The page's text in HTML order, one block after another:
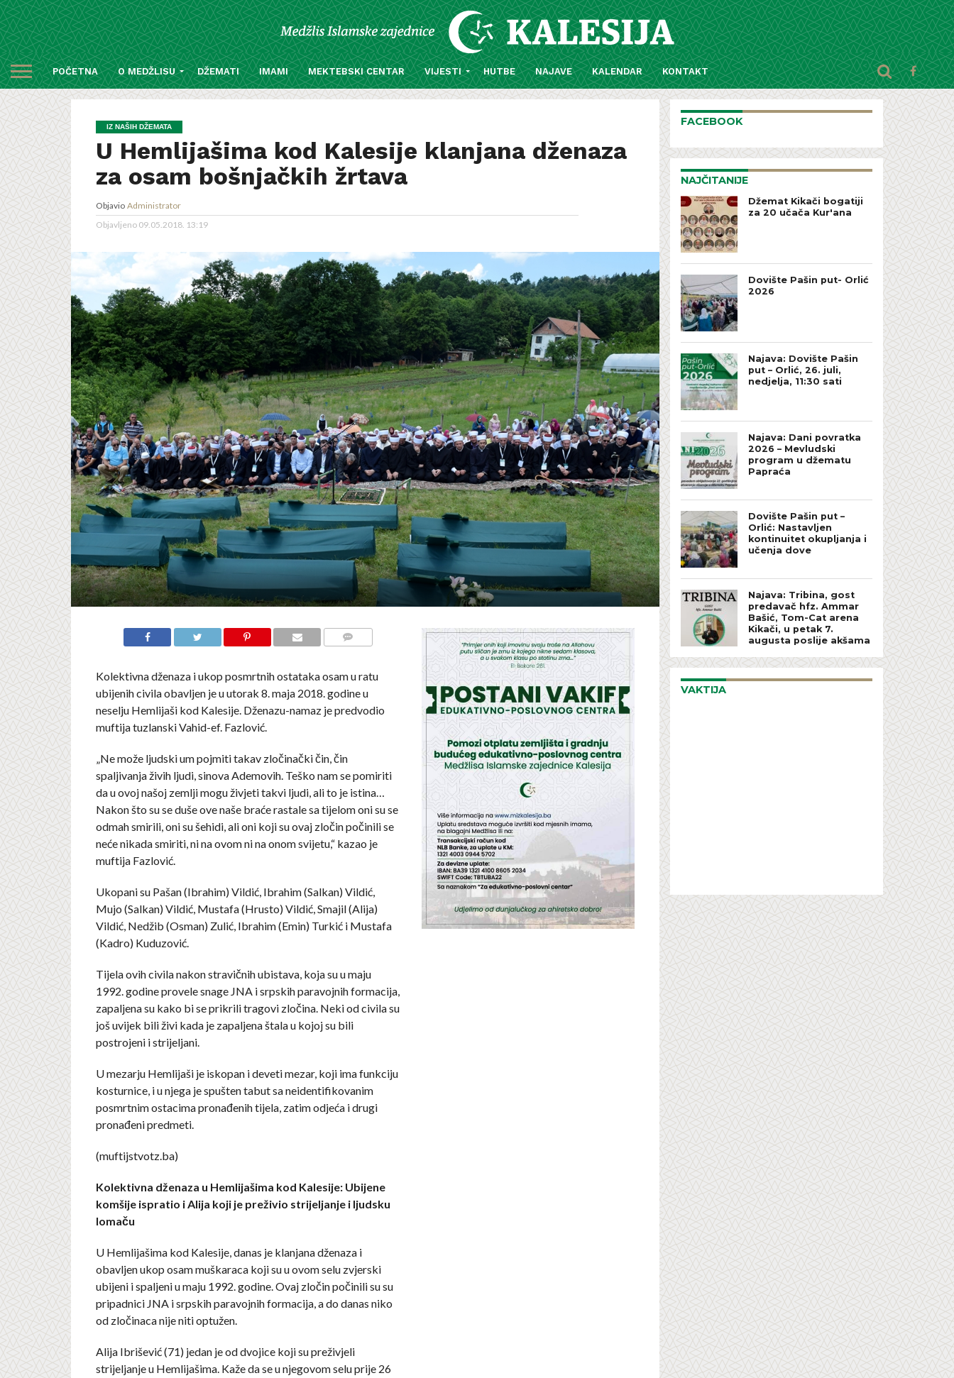
POČETNA O MEDŽLISU DŽEMATI IMAMI MEKTEBSKI CENTAR VIJESTI HUTBE NAJAVE KALENDAR KONTAKT
IZ NAŠIH DŽEMATA
U Hemlijašima kod Kalesije klanjana dženaza
za osam bošnjačkih žrtava
Objavio Administrator
Objavljeno 09.05.2018. 13:19
Kolektivna dženaza i ukop posmrtnih ostataka osam u ratu
ubijenih civila obavljen je u utorak 8. maja 2018. godine u
neselju Hemlijaši kod Kalesije. Dženazu-namaz je predvodio
muftija tuzlanski Vahid-ef. Fazlović.
„Ne može ljudski um pojmiti takav zločinački čin, čin
spaljivanja živih ljudi, sinova Ademovih. Teško nam se pomiriti
da u ovoj našoj zemlji mogu živjeti takvi ljudi, ali to je istina…
Nakon što su se duše ove naše braće rastale sa tijelom oni su se
odmah smirili, oni su šehidi, ali oni koji su ovaj zločin počinili se
neće nikada smiriti, ni na ovom ni na onom svijetu,“ kazao je
muftija Fazlović.
Ukopani su Pašan (Ibrahim) Vildić, Ibrahim (Salkan) Vildić,
Mujo (Salkan) Vildić, Mustafa (Hrusto) Vildić, Smajil (Alija)
Vildić, Nedžib (Osman) Zulić, Ibrahim (Emin) Turkić i Mustafa
(Kadro) Kuduzović.
Tijela ovih civila nakon stravičnih ubistava, koja su u maju
1992. godine provele snage JNA i srpskih paravojnih formacija,
zapaljena su kako bi se prikrili tragovi zločina. Neki od civila su
još uvijek bili živi kada je zapaljena štala u kojoj su bili
postrojeni i strijeljani.
U mezarju Hemlijaši je iskopan i deveti mezar, koji ima funkciju
kosturnice, i u njega je spušten tabut sa neidentifikovanim
posmrtnim ostacima pronađenih tijela, zatim odjeća i drugi
pronađeni predmeti.
(muftijstvotz.ba)
Kolektivna dženaza u Hemlijašima kod Kalesije: Ubijene
komšije ispratio i Alija koji je preživio strijeljanje i ljudsku
lomaču
U Hemlijašima kod Kalesije, danas je klanjana dženaza i
obavljen ukop osam muškaraca koji su u ovom selu zvjerski
ubijeni i spaljeni u maju 1992. godine. Ovaj zločin počinili su su
pripadnici JNA i srpskih paravojnih formacija, a do danas niko
od zločinaca nije niti optužen.
Alija Ibrišević (71) jedan je od dvojice koji su preživjeli
strijeljanje u Hemlijašima. Kaže da se u njegovom selu prije 26
FACEBOOK
NAJČITANIJE
Džemat Kikači bogatiji
za 20 učača Kur'ana
Dovište Pašin put- Orlić
2026
Najava: Dovište Pašin
put – Orlić, 26. juli,
nedjelja, 11:30 sati
Najava: Dani povratka
2026 – Mevludski
program u džematu
Papraća
Dovište Pašin put –
Orlić: Nastavljen
kontinuitet okupljanja i
učenja dove
Najava: Tribina, gost
predavač hfz. Ammar
Bašić, Tom-Cat arena
Kikači, u petak 7.
augusta poslije akšama
VAKTIJA